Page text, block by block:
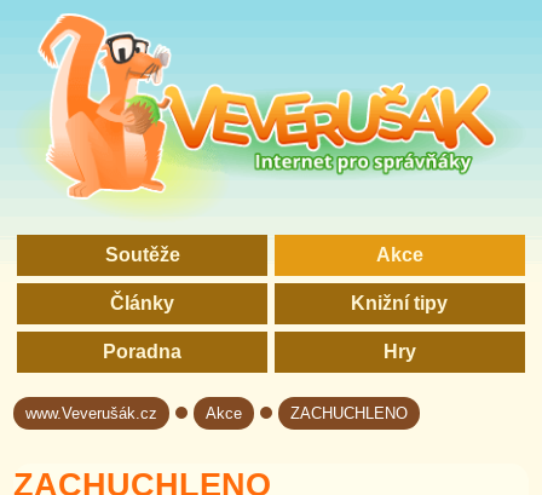
Soutěže Akce
Články Knižní tipy
Poradna Hry
www.Veverušák.cz→ Akce→ ZACHUCHLENO
ZACHUCHLENO